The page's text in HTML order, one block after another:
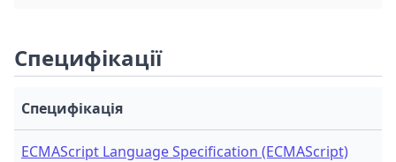
Специфікації
Специфікація
ECMAScript Language Specification (ECMAScript)